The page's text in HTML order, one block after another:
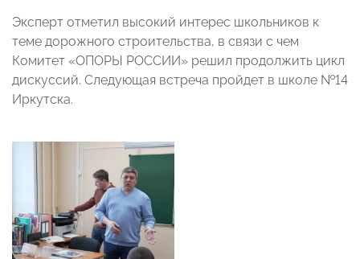
Эксперт отметил высокий интерес школьников к
теме дорожного строительства, в связи с чем
Комитет «ОПОРЫ РОССИИ» решил продолжить цикл
дискуссий. Следующая встреча пройдет в школе №14
Иркутска.